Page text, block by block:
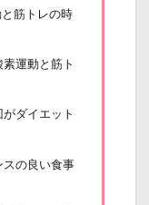
筋トレの時
運動と筋ト
ダイエット
スの良い食事